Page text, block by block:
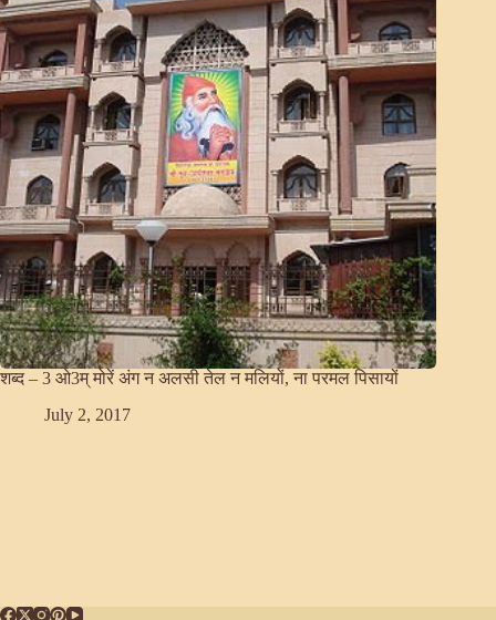
शब्द – 3 ओ3म् मोरें अंग न अलसी तेल न मलियों, ना परमल पिसायों
July 2, 2017